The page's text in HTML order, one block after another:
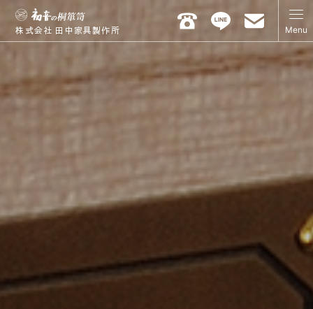
株式会社 田中家具製作所 Menu